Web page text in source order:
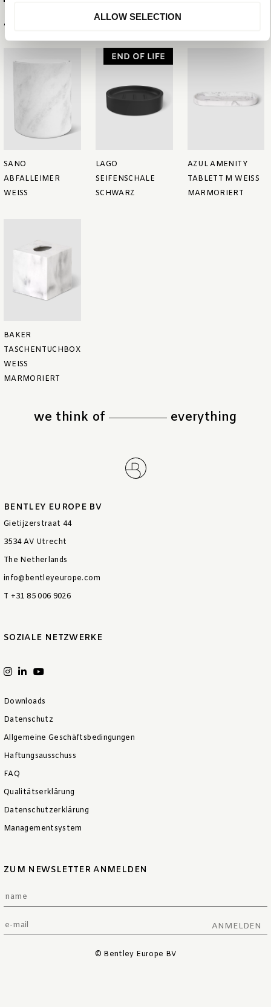
ALLOW SELECTION
Ähnliche Artikel
SANO
ABFALLEIMER
WEISS
LAGO
SEIFENSCHALE
SCHWARZ
AZUL AMENITY
TABLETT M WEISS M
ARMORIERT
BAKER
TASCHENTUCHBOX
WEISS M
ARMORIERT
we think of everything
BENTLEY EUROPE BV
Gietijzerstraat 44
3534 AV Utrecht
The Netherlands
info@bentleyeurope.com
T +31 85 006 9026
SOZIALE NETZWERKE
Downloads
Datenschutz
Allgemeine Geschäftsbedingungen
Haftungsausschuss
FAQ
Qualitätserklärung
Datenschutzerklärung
Managementsystem
ZUM NEWSLETTER ANMELDEN
ANMELDEN
© Bentley Europe BV